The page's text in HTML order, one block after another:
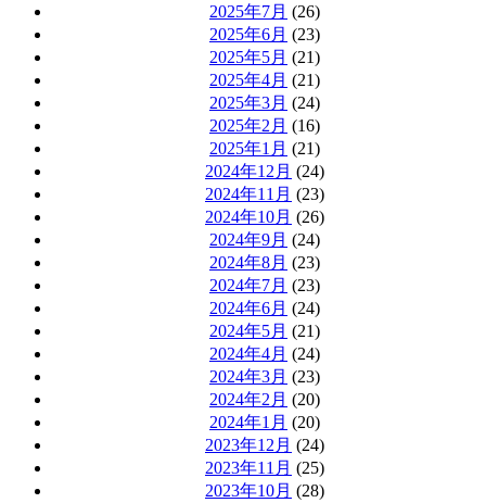
2025年7月 (26)
2025年6月 (23)
2025年5月 (21)
2025年4月 (21)
2025年3月 (24)
2025年2月 (16)
2025年1月 (21)
2024年12月 (24)
2024年11月 (23)
2024年10月 (26)
2024年9月 (24)
2024年8月 (23)
2024年7月 (23)
2024年6月 (24)
2024年5月 (21)
2024年4月 (24)
2024年3月 (23)
2024年2月 (20)
2024年1月 (20)
2023年12月 (24)
2023年11月 (25)
2023年10月 (28)